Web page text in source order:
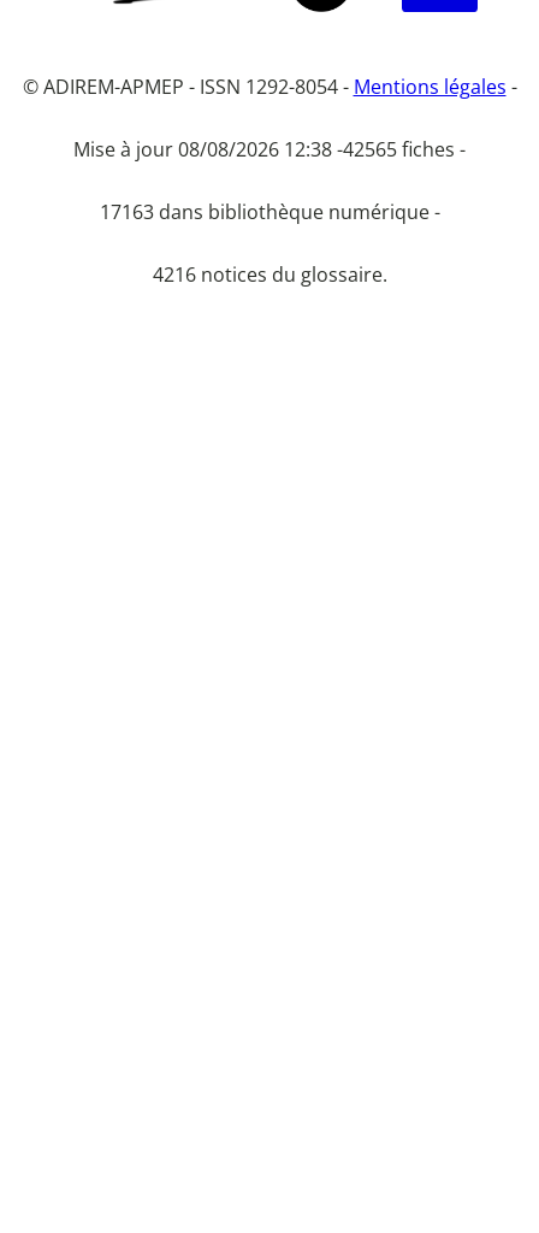
© ADIREM-APMEP - ISSN 1292-8054 - Mentions légales -
Mise à jour 08/08/2026 12:38 -42565 fiches -
17163 dans bibliothèque numérique -
4216 notices du glossaire.